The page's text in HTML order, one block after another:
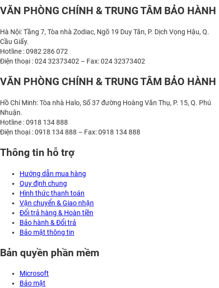
VĂN PHÒNG CHÍNH & TRUNG TÂM BẢO HÀNH
Hà Nội: Tầng 7, Tòa nhà Zodiac, Ngõ 19 Duy Tân, P. Dịch Vọng Hậu, Q.
Cầu Giấy.
Hotline : 0982 286 072
Điện thoại : 024 32373402 – Fax: 024 32373402
VĂN PHÒNG CHÍNH & TRUNG TÂM BẢO HÀNH
Hồ Chí Minh: Tòa nhà Halo, Số 37 đường Hoàng Văn Thụ, P. 15, Q. Phú
Nhuận.
Hotline : 0918 134 888
Điện thoại : 0918 134 888 – Fax: 0918 134 888
Thông tin hỗ trợ
Hướng dẫn mua hàng
Quy định chung
Hình thức thanh toán
Vận chuyển & Giao nhận
Đổi trả hàng & Hoàn tiền
Bảo hành & Đổi trả
Bảo mật thông tin
Bản quyền phần mềm
Microsoft
Bảo mật